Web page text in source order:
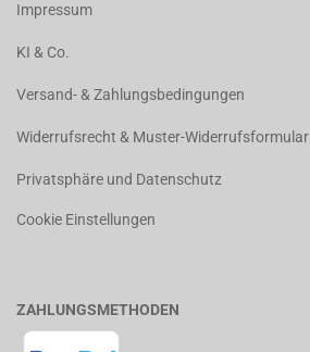
Impressum
KI & Co.
Versand- & Zahlungsbedingungen
Widerrufsrecht & Muster-Widerrufsformular
Privatsphäre und Datenschutz
Cookie Einstellungen
ZAHLUNGSMETHODEN